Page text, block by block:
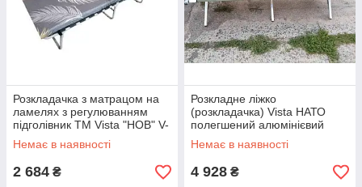
Розкладачка з матрацом на
ламелях з регулюванням
підголівник ТМ Vista "НОВ" V-
5656
Немає в наявності
2 684 ₴
Розкладне ліжко
(розкладачка) Vista НАТО
полегшений алюмінієвий
каркас/Розкладачка для
відпочинку
Немає в наявності
4 928 ₴